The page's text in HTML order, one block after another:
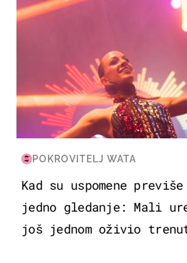
POKROVITELJ WATA
Kad su uspomene
jedno gledanje: Mali
još jednom oživio